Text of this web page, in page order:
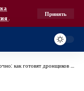
.
Принять
готовят дронщиков для войны